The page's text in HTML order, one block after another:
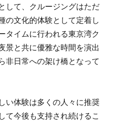
して、クルージングはただ
の文化的体験として定着し
タイムに行われる東京湾ク
景と共に優雅な時間を演出
非日常への架け橋となって
い体験は多くの人々に推奨
て今後も支持され続けるこ